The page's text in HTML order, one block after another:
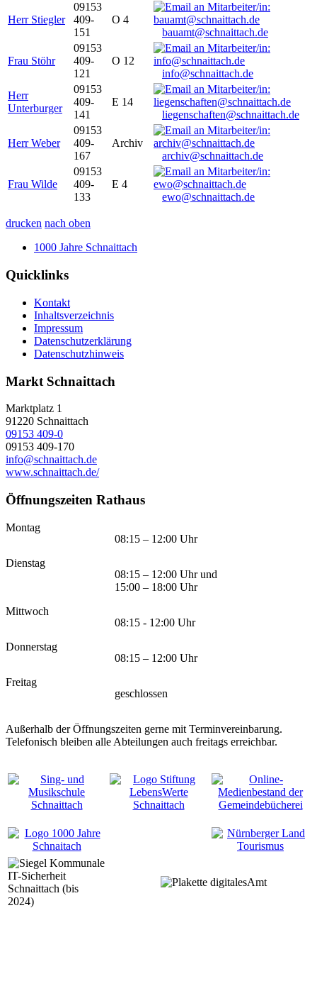
Herr Stiegler
09153
409-
151
O 4
bauamt@schnaittach.de
Frau Stöhr
09153
409-
121
O 12
info@schnaittach.de
Herr
Unterburger
09153
409-
141
E 14
liegenschaften@schnaittach.de
Herr Weber
09153
409-
167
Archiv
archiv@schnaittach.de
Frau Wilde
09153
409-
133
E 4
ewo@schnaittach.de
drucken nach oben
1000 Jahre Schnaittach
Quicklinks
Kontakt
Inhaltsverzeichnis
Impressum
Datenschutzerklärung
Datenschutzhinweis
Markt Schnaittach
Marktplatz 1
91220 Schnaittach
09153 409-0
09153 409-170
info@schnaittach.de
www.schnaittach.de/
Öffnungszeiten Rathaus
Montag
08:15 – 12:00 Uhr
Dienstag
08:15 – 12:00 Uhr und
15:00 – 18:00 Uhr
Mittwoch
08:15 - 12:00 Uhr
Donnerstag
08:15 – 12:00 Uhr
Freitag
geschlossen
Außerhalb der Öffnungszeiten gerne mit Terminvereinbarung.
Telefonisch bleiben alle Abteilungen auch freitags erreichbar.